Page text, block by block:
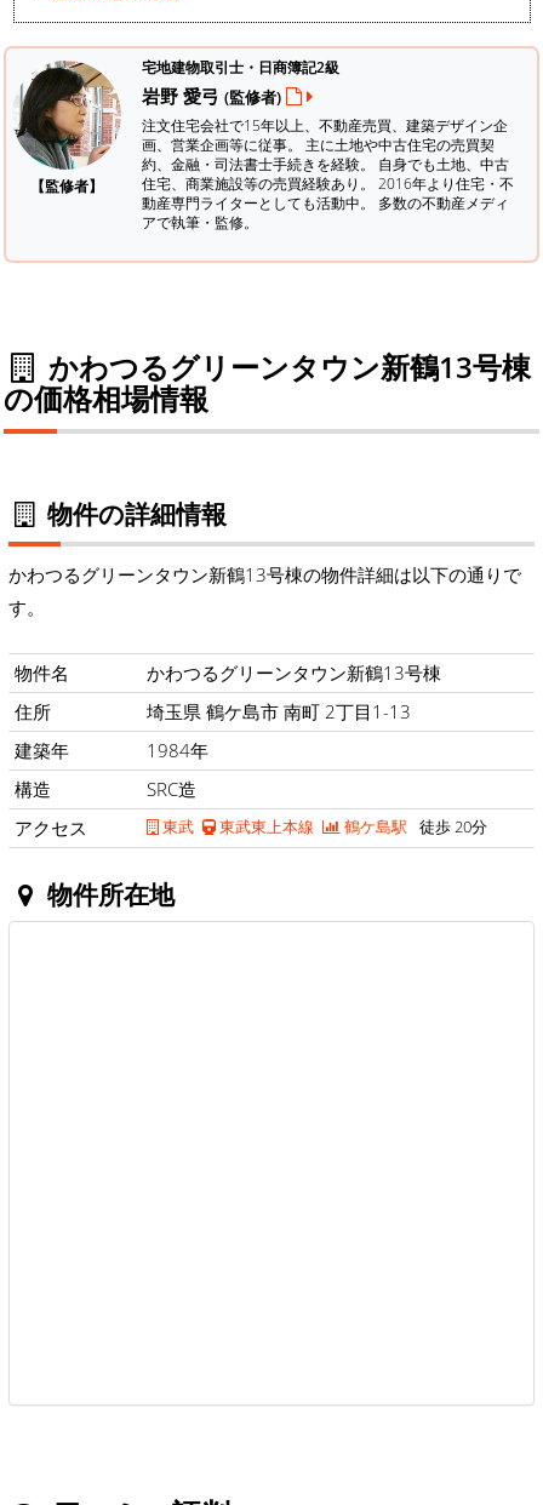
【監修者】
宅地建物取引士・日商簿記2級
岩野 愛弓 (監修者)
注文住宅会社で15年以上、不動産売買、建築デザイン企
画、営業企画等に従事。 主に土地や中古住宅の売買契
約、金融・司法書士手続きを経験。 自身でも土地、中古
住宅、商業施設等の売買経験あり。 2016年より住宅・不
動産専門ライターとしても活動中。 多数の不動産メディ
アで執筆・監修。
かわつるグリーンタウン新鶴13号棟
の価格相場情報
物件の詳細情報
かわつるグリーンタウン新鶴13号棟の物件詳細は以下の通りで
す。
物件名
かわつるグリーンタウン新鶴13号棟
住所
埼玉県 鶴ケ島市 南町 2丁目1-13
建築年
1984年
構造
SRC造
アクセス
東武 東武東上本線 鶴ケ島駅 徒歩 20分
物件所在地